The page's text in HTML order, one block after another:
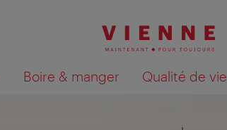
Boire & manger Qualité de vie